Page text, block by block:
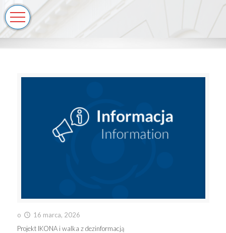
o
16 marca, 2026
Projekt IKONA i walka z dezinformacją